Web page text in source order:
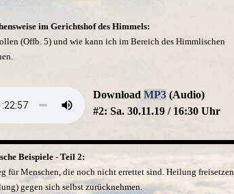
im Gerichtshof des Himmels:
(Offb. 5) und wie kann ich im Bereich des Himmlischen
DownloadMP3 (Audio)
#2: Sa. 30.11.19 / 16:30 Uhr
Beispiele - Teil 2:
für Menschen, die noch nicht errettet sind. Heilung freisetzen,
gegen sich selbst zurücknehmen.